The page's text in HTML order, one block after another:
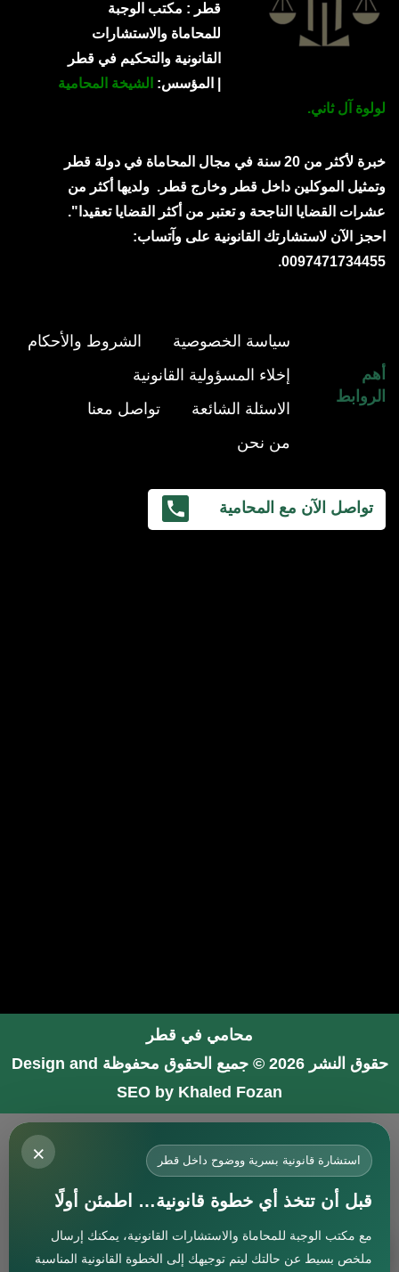
قطر : مكتب الوجبة
للمحاماة والاستشارات
القانونية والتحكيم في قطر
| المؤسس: الشيخة المحامية
لولوة آل ثاني.
خبرة لأكثر من 20 سنة في مجال المحاماة في دولة قطر
وتمثيل الموكلين داخل قطر وخارج قطر. ولديها أكثر من
عشرات القضايا الناجحة و تعتبر من أكثر القضايا تعقيدا".
احجز الآن لاستشارتك القانونية على وآتساب:
0097471734455.
أهم
الروابط
سياسة الخصوصية
الشروط والأحكام
إخلاء المسؤولية القانونية
الاسئلة الشائعة
تواصل معنا
من نحن
تواصل الآن مع المحامية
محامي في قطر
حقوق النشر 2026 © جميع الحقوق محفوظة
Design and
SEO by Khaled Fozan
استشارة
× استشارة قانونية بسرية ووضوح داخل قطر
قبل أن تتخذ أي خطوة قانونية… اطمئن أولًا
مع مكتب الوجبة للمحاماة والاستشارات القانونية، يمكنك إرسال
ملخص بسيط عن حالتك ليتم توجيهك إلى الخطوة القانونية المناسبة
محامي في جدة
محامي في الرياض شاطر
محامي في المدينة المنورة
المحامي صنيتان السبيعي
افضل محامي في جدة